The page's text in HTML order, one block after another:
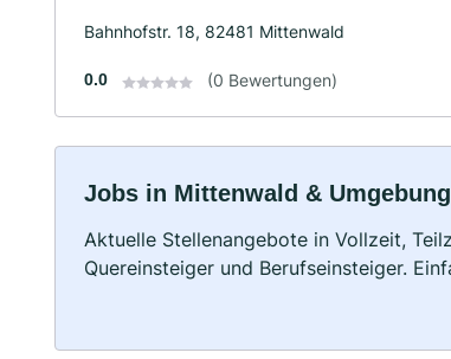
Bahnhofstr. 18, 82481 Mittenwald
0.0 (0 Bewertungen)
Jobs in Mittenwald &
Aktuelle Stellenangebote in Vollzeit,
Quereinsteiger und Berufseinsteiger.